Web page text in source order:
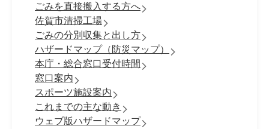
ごみを直接搬入する方へ
佐賀市清掃工場
ごみの分別収集と出し方
ハザードマップ（防災マップ）
本庁・総合窓口受付時間
窓口案内
スポーツ施設案内
これまでの主な動き
ウェブ版ハザードマップ